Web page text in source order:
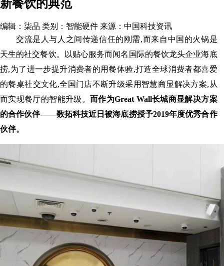
新餐饮的典范
编辑：柒品 类别：智能硬件 来源：中国科技资讯
交流是人与人之间传递信任的刚需,而来自中国的火锅是
天生的社交餐饮。以贴心服务而闻名国际的餐饮龙头企业海底
捞,为了进一步提升消费者的用餐体验,打造全球消费者都喜爱
的餐桌社交文化,全国门店不断升级采用智慧商显解决方案,从
而实现餐厅的智能升级。而作为Great Wall长城商显解决方案
的合作伙伴——数拓科技近日被海底捞授予2019年度优秀合作
伙伴。